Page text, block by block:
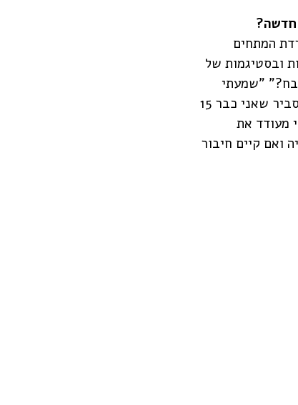
המתחים
ובסטיגמות של
"שמעתי
שממש עוקבים אחרינו", אז כבר שם אני מרגיע ומסביר שאני כבר 15
מעודד את
ואם קיים חיבור